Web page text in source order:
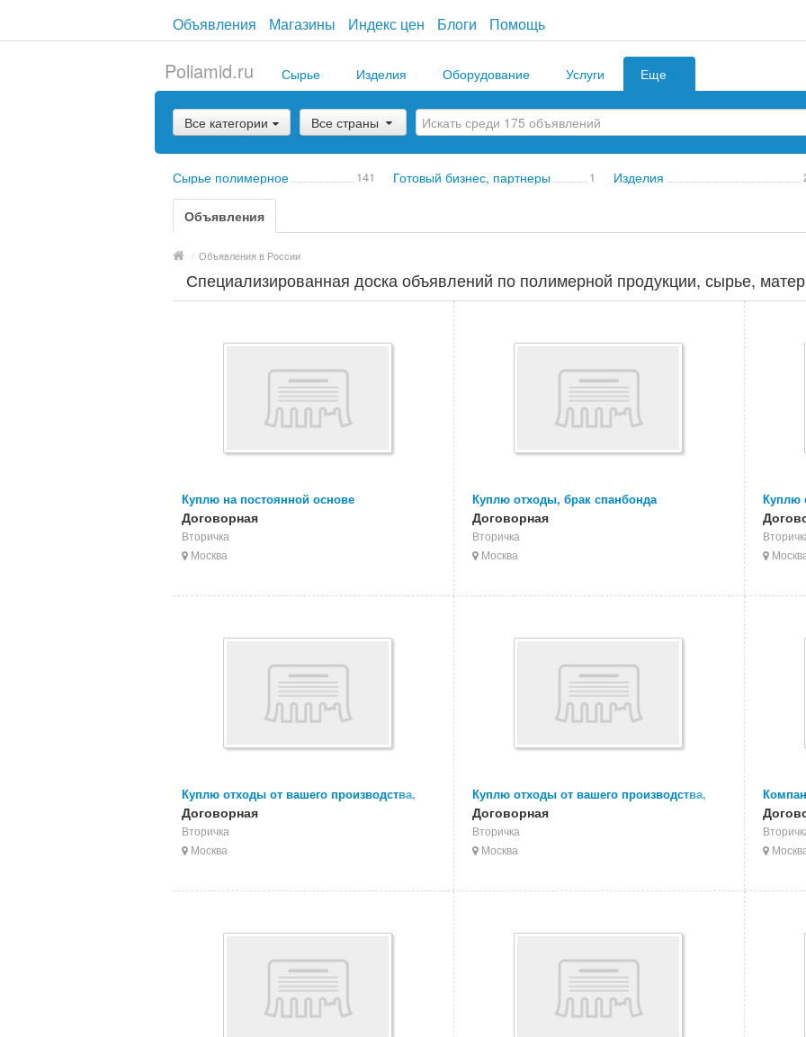
Объявления Магазины Индекс цен Блоги Помощь
Poliamid.ru Сырье Изделия Оборудование Услуги Еще
Все категории Все страны
Сырье полимерное 141 Готовый бизнес, партнеры 1 Изделия
Объявления
/ Объявления в России
Специализированная доска объявлений по полимерной продукции, сырье,
Куплю на постоянной основе
полипропилен. ПП ящики на переработку,
ПП ведра, ПП мешки, ПП биг бэги, П
Договорная
Вторичка
Москва
Куплю отходы, брак спанбонда
Договорная
Вторичка
Москва
Куплю
Куплю отходы от вашего производства,
брак печати, неликвиды CPP БОПП пленки
Договорная
Вторичка
Москва
Куплю отходы от вашего производства,
брак печати, неликвиды
полипропиленовой пленки
Договорная
Вторичка
Москва
ПС